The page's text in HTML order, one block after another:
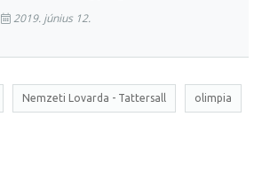
2019. június 12.
Nemzeti Lovarda - Tattersall olimpia